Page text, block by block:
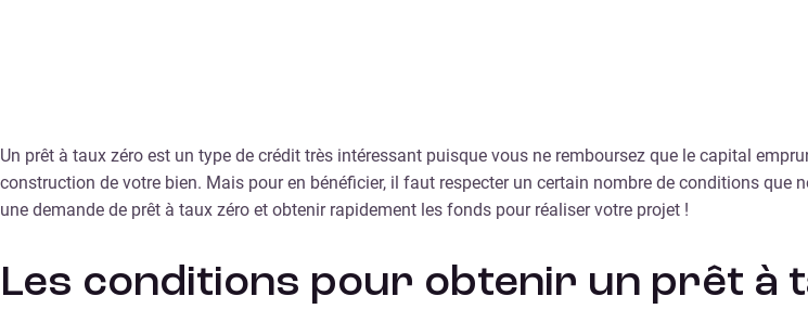
Un prêt à taux zéro est un type de crédit très intéressant puisque vous ne remboursez que le capital
construction de votre bien. Mais pour en bénéficier, il faut respecter un certain nombre de conditions
une demande de prêt à taux zéro et obtenir rapidement les fonds pour réaliser votre projet !
Les conditions pour obtenir un prêt à